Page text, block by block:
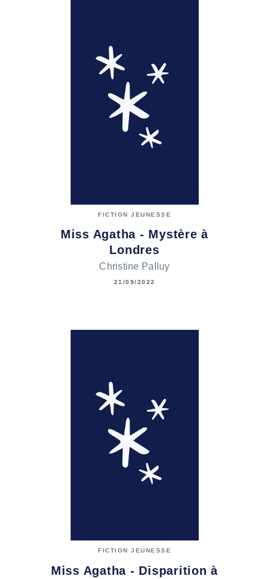
FICTION JEUNESSE
Miss Agatha - Mystère à
Londres
Christine Palluy
21/09/2022
FICTION JEUNESSE
Miss Agatha - Disparition à